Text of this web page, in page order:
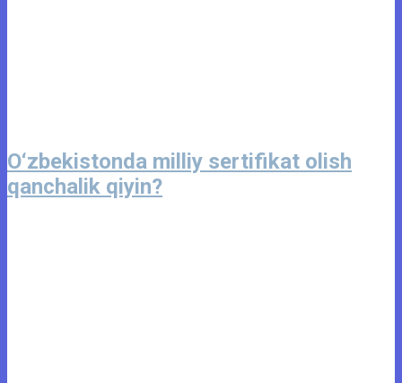
O‘zbekistonda milliy sertifikat olish
qanchalik qiyin?